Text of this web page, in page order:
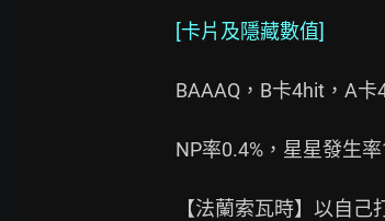
[卡片及隱藏數值]
BAAAQ，B卡4hit，A
NP率0.4%，星星發生
【法蘭索瓦時】以自己